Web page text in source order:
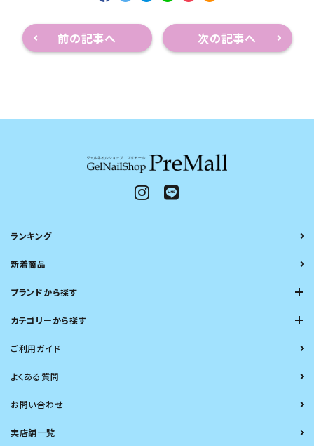
前の記事へ 次の記事へ
ランキング
新着商品
ブランドから探す
カテゴリーから探す
ご利用ガイド
よくある質問
お問い合わせ
実店舗一覧